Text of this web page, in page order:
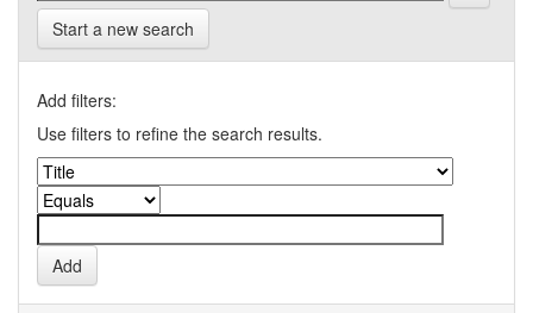
Start a new search
Add filters:
Use filters to refine the search results.